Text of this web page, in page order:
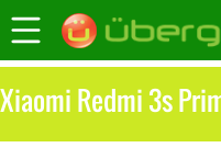
Xiaomi Redmi 3s